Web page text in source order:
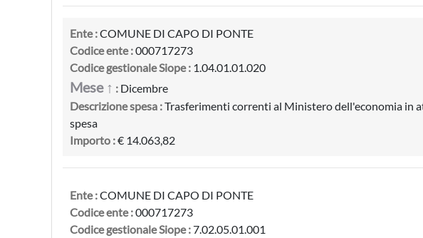
Ente :COMUNE DI CAPO DI PONTE
Codice ente :000717273
Codice gestionale Siope : 1.04.01.01.020
Mese ↑ : Dicembre
Descrizione spesa :Trasferimenti correnti al Ministero dell'economia in
spesa
Importo :€ 14.063,82
Ente :COMUNE DI CAPO DI PONTE
Codice ente :000717273
Codice gestionale Siope :7.02.05.01.001